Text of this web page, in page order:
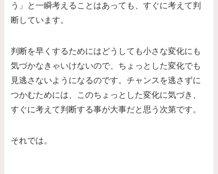
う」と一瞬考えることはあっても、すぐに考えて判
断しています。
判断を早くするためにはどうしても小さな変化にも
気づかなきゃいけないので、ちょっとした変化でも
見逃さないようになるのです。チャンスを逃さずに
つかむためには、このちょっとした変化に気づき、
すぐに考えて判断する事が大事だと思う次第です。
それでは。